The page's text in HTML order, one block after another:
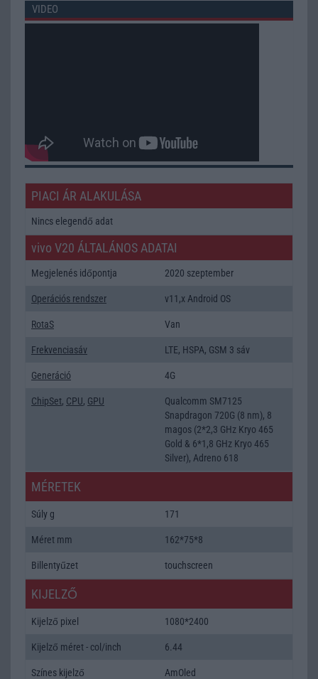
VIDEO
PIACI ÁR ALAKULÁSA
Nincs elegendő adat
vivo V20 ÁLTALÁNOS ADATAI
Megjelenés időpontja 2020 szeptember
Operációs rendszer v11,x Android OS
RotaS Van
Frekvenciasáv LTE, HSPA, GSM 3 sáv
Generáció 4G
ChipSet, CPU, GPU
Qualcomm SM7125
Snapdragon 720G (8 nm), 8
magos (2*2,3 GHz Kryo 465
Gold & 6*1,8 GHz Kryo 465
Silver), Adreno 618
MÉRETEK
Súly g 171
Méret mm 162*75*8
Billentyűzet touchscreen
KIJELZŐ
Kijelző pixel 1080*2400
Kijelző méret - col/inch 6.44
Színes kijelző AmOled